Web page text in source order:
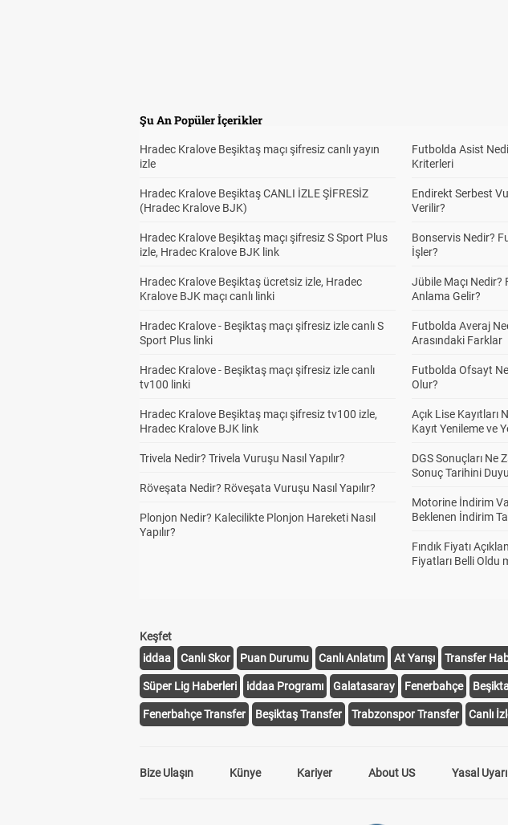
Şu An Popüler İçerikler
Hradec Kralove Beşiktaş maçı şifresiz canlı yayın
izle
Hradec Kralove Beşiktaş CANLI İZLE ŞİFRESİZ
(Hradec Kralove BJK)
Hradec Kralove Beşiktaş maçı şifresiz S Sport Plus
izle, Hradec Kralove BJK link
Hradec Kralove Beşiktaş ücretsiz izle, Hradec
Kralove BJK maçı canlı linki
Hradec Kralove - Beşiktaş maçı şifresiz izle canlı S
Sport Plus linki
Hradec Kralove - Beşiktaş maçı şifresiz izle canlı
tv100 linki
Hradec Kralove Beşiktaş maçı şifresiz tv100 izle,
Hradec Kralove BJK link
Trivela Nedir? Trivela Vuruşu Nasıl Yapılır?
Röveşata Nedir? Röveşata Vuruşu Nasıl Yapılır?
Plonjon Nedir? Kalecilikte Plonjon Hareketi Nasıl
Yapılır?
Futbolda Asist
Kriterleri
Endirekt Serbest
Verilir?
Bonservis Nedir?
İşler?
Jübile Maçı
Anlama Gelir?
Futbolda Averaj
Arasındaki Farklar
Futbolda Ofsayt
Olur?
Açık Lise
Kayıt Yenileme ve
DGS Sonuçları Ne
Sonuç Tarihini
Motorine İndirim
Beklenen İndirim
Fındık Fiyatı
Fiyatları Belli Oldu
Keşfet
iddaa
Canlı Skor Puan Durumu Canlı Anlatım At Yarışı Transfer
Süper Lig Haberleri iddaa Programı Galatasaray Fenerbahçe
Fenerbahçe Transfer Beşiktaş Transfer Trabzonspor Transfer Canlı
Bize Ulaşın Künye Kariyer About US Yasal Uyarı